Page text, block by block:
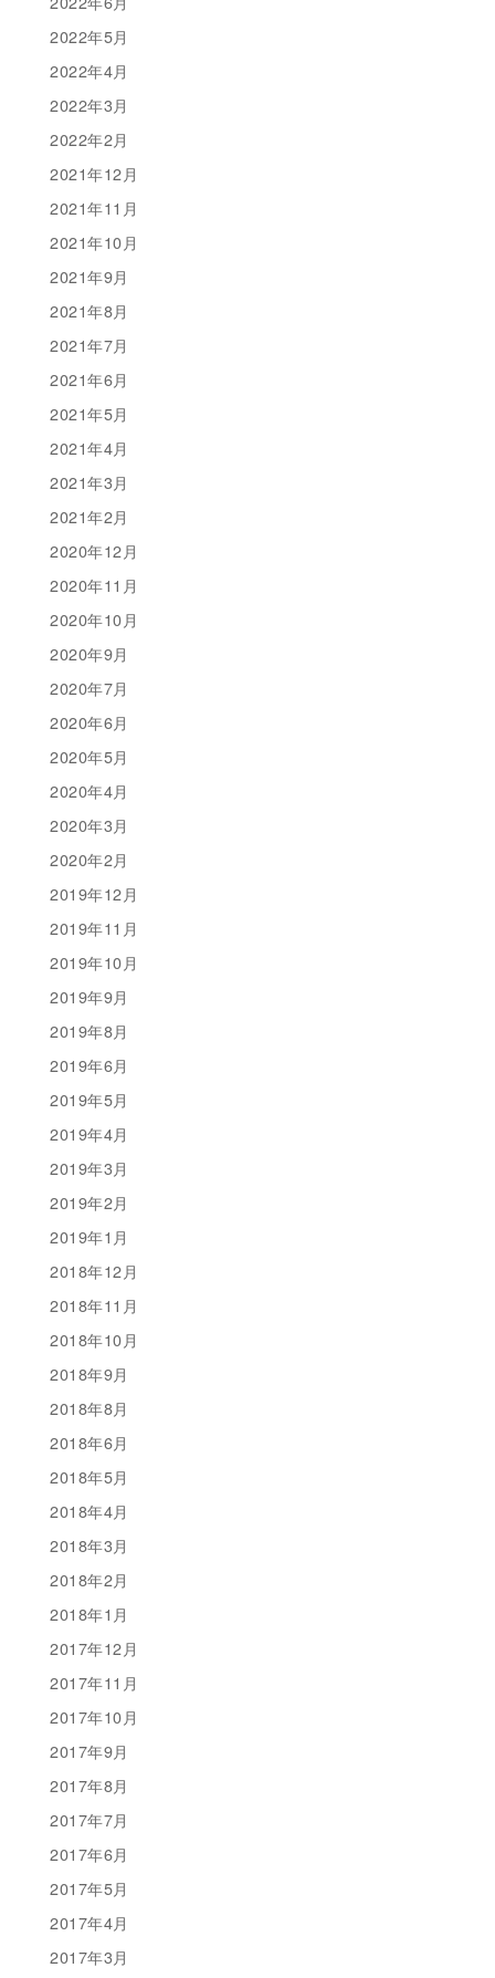
2022年5月
2022年4月
2022年3月
2022年2月
2021年12月
2021年11月
2021年10月
2021年9月
2021年8月
2021年7月
2021年6月
2021年5月
2021年4月
2021年3月
2021年2月
2020年12月
2020年11月
2020年10月
2020年9月
2020年7月
2020年6月
2020年5月
2020年4月
2020年3月
2020年2月
2019年12月
2019年11月
2019年10月
2019年9月
2019年8月
2019年6月
2019年5月
2019年4月
2019年3月
2019年2月
2019年1月
2018年12月
2018年11月
2018年10月
2018年9月
2018年8月
2018年6月
2018年5月
2018年4月
2018年3月
2018年2月
2018年1月
2017年12月
2017年11月
2017年10月
2017年9月
2017年8月
2017年7月
2017年6月
2017年5月
2017年4月
2017年3月